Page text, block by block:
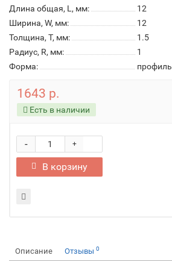
Длина общая, L, мм:
12
Ширина, W, мм:
12
Толщина, T, мм:
1.5
Радиус, R, мм:
1
Форма:
профиль
1643 р.
Есть в наличии
+
-
В корзину
Описание Отзывы 0